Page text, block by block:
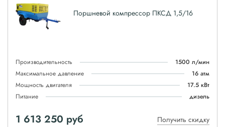
Поршневой компрессор ПКСД 1,5/16
Производительность
1500 л/мин
Максимальное давление
16 атм
Мощность двигателя
17.5 кВт
Питание
дизель
1 613 250 руб Получить скидку